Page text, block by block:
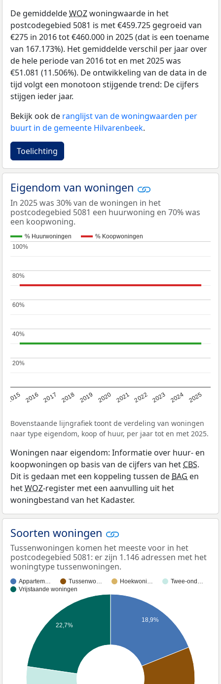
De gemiddeldeWOZwoningwaarde in het
postcodegebied 5081 is met €459.725 gegroeid van
€275 in 2016 tot €460.000 in 2025 (dat is een toename
van 167.173%). Het gemiddelde verschil per jaar over
de hele periode van 2016 tot en met 2025 was
€51.081 (11.506%). De ontwikkeling van de data in de
tijd volgt een monotoon stijgende trend: De cijfers
stijgen ieder jaar.
Bekijk ook de ranglijst van de woningwaarden per
buurt in de gemeente Hilvarenbeek.
Toelichting
Eigendom van woningen
In 2025 was 30% van de woningen in het
postcodegebied 5081 een huurwoning en 70% was
een koopwoning.
% Huurwoningen % Koopwoningen
2015 2016 2017 2018 2019 2020 2021 2022 2023 2024 2025
20%
20%
40%
40%
60%
60%
80%
80%
100%
100%
Bovenstaande lijngrafiek toont de verdeling van woningen
naar type eigendom, koop of huur, per jaar tot en met 2025.
Woningen naar eigendom: Informatie over huur- en
koopwoningen op basis van de cijfers van het CBS.
Dit is gedaan met een koppeling tussen de BAG en
hetWOZ-register met een aanvulling uit het
woningbestand van het Kadaster.
Soorten woningen
Tussenwoningen komen het meeste voor in het
postcodegebied 5081: er zijn 1.146 adressen met het
woningtype tussenwoningen.
Appartem… Tussenwo… Hoekwoni…
Twee-ond…
Vrijstaande woningen
18,9%
22,7%